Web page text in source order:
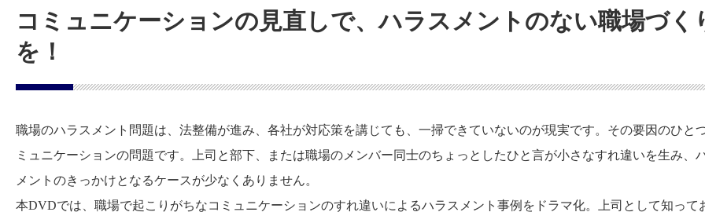
コミュニケーションの見直しで、ハラスメントのない職場づく
を！
職場のハラスメント問題は、法整備が進み、各社が対応策を講じても、一掃できていないのが現実です。その要因のひと
ミュニケーションの問題です。上司と部下、または職場のメンバー同士のちょっとしたひと言が小さなすれ違いを生み、
メントのきっかけとなるケースが少なくありません。
本DVDでは、職場で起こりがちなコミュニケーションのすれ違いによるハラスメント事例をドラマ化。上司として知って